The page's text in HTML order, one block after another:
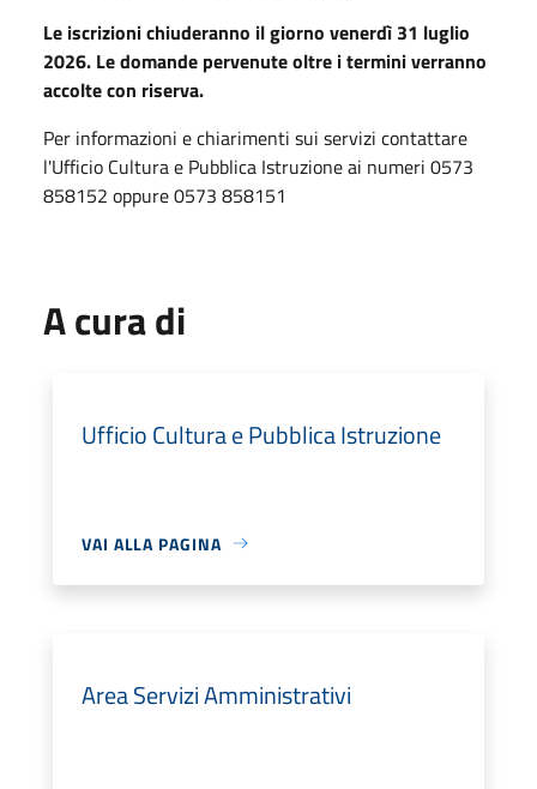
Le iscrizioni chiuderanno il giorno venerdì 31 luglio
2026. Le domande pervenute oltre i termini verranno
accolte con riserva.
Per informazioni e chiarimenti sui servizi contattare
l'Ufficio Cultura e Pubblica Istruzione ai numeri 0573
858152 oppure 0573 858151
A cura di
Ufficio Cultura e Pubblica Istruzione
VAI ALLA PAGINA
Area Servizi Amministrativi